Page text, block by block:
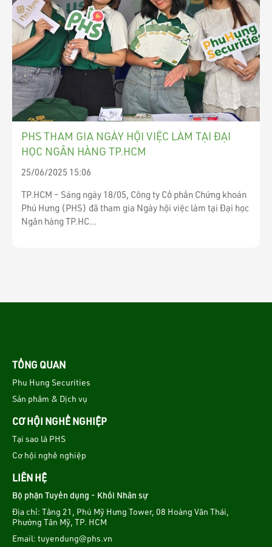
PHS THAM GIA NGÀY HỘI VIỆC LÀM TẠI ĐẠI
HỌC NGÂN HÀNG TP.HCM
25/06/2025 15:06
TP.HCM – Sáng ngày 18/05, Công ty Cổ phần Chứng khoán
Phú Hưng (PHS) đã tham gia Ngày hội việc làm tại Đại học
Ngân hàng TP.HC...
TỔNG QUAN
Phu Hung Securities
Sản phẩm & Dịch vụ
CƠ HỘI NGHỀ NGHIỆP
Tại sao là PHS
Cơ hội nghề nghiệp
LIÊN HỆ
Bộ phận Tuyển dụng - Khối Nhân sự
Địa chỉ: Tầng 21, Phú Mỹ Hưng Tower, 08 Hoàng Văn Thái,
Phường Tân Mỹ, TP. HCM
Email: tuyendung@phs.vn